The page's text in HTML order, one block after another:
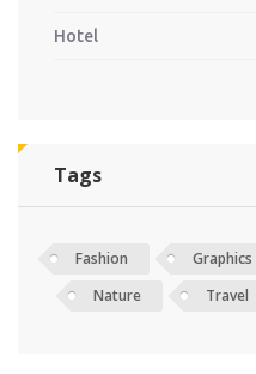
Hotel
Tags
Fashion Graphics
Nature
Travel